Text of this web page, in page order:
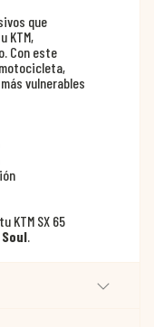
que
KTM,
Con este
vulnerables
KTM SX 65
.